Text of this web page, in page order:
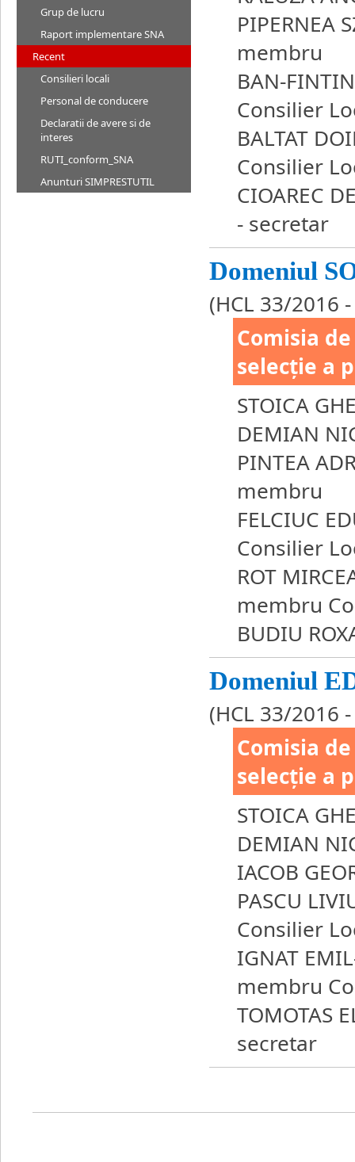
Grup de lucru
Raport implementare SNA
Recent
Consilieri locali
Personal de conducere
Declaratii de avere si de
interes
RUTI_conform_SNA
Anunturi SIMPRESTUTIL
PIPERNEA
membru
BAN-
Consilier
BALTAT
Consilier
CIOAREC
- secretar
Domeniul
(HCL 33/2016
Comisia
selecție a
STOICA
DEMIAN
PINTEA
membru
FELCIUC
Consilier
ROT
membru
BUDIU
Domeniul
(HCL 33/2016
Comisia
selecție a
STOICA
DEMIAN
IACOB
PASCU
Consilier
IGNAT
membru
TOMOTAS
secretar